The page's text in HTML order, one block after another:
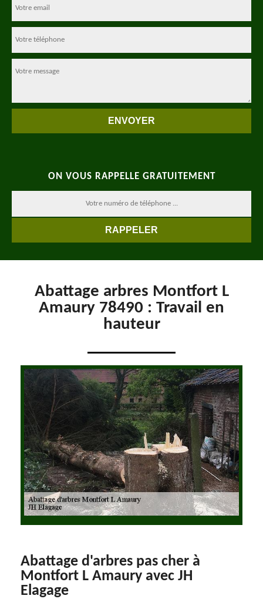
ON VOUS RAPPELLE GRATUITEMENT
Abattage arbres Montfort L
Amaury 78490 : Travail en
hauteur
Abattage d'arbres pas cher à
Montfort L Amaury avec JH
Elagage